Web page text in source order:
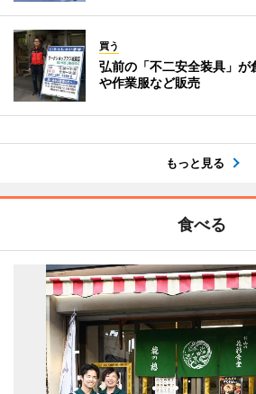
買う
弘前の「不二安全装具」
や作業服など販売
もっと見る
食べる